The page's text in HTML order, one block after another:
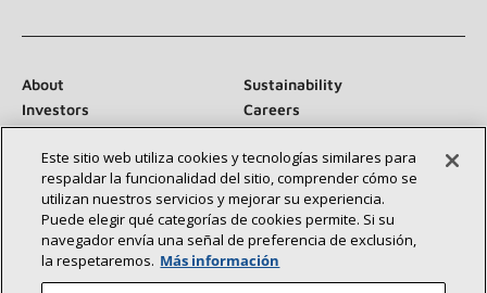
About
Sustainability
Investors
Careers
Suppliers
Contact Us
Newsroom
Conéctese con nosotros:
Este sitio web utiliza cookies y tecnologías similares para
respaldar la funcionalidad del sitio, comprender cómo se
utilizan nuestros servicios y mejorar su experiencia.
Puede elegir qué categorías de cookies permite. Si su
navegador envía una señal de preferencia de exclusión,
la respetaremos. Más información